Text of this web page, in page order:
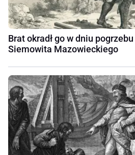
Brat okradł go w dniu
Siemowita Mazowieckiego